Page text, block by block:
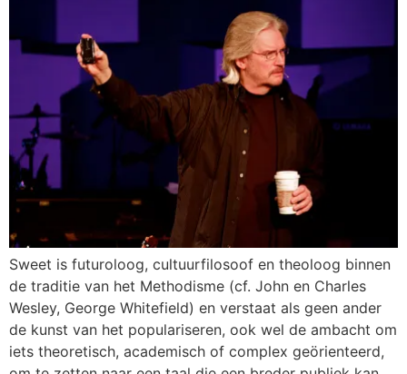
Sweet is futuroloog, cultuurfilosoof en theoloog binnen
de traditie van het Methodisme (cf. John en Charles
Wesley, George Whitefield) en verstaat als geen ander
de kunst van het populariseren, ook wel de ambacht om
iets theoretisch, academisch of complex geörienteerd,